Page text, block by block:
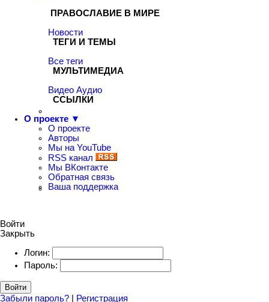
ПРАВОСЛАВИЕ В МИРЕ
Новости
ТЕГИ И ТЕМЫ
Все теги
МУЛЬТИМЕДИА
Видео Аудио
ССЫЛКИ
О проекте ▼
О проекте
Авторы
Мы на YouTube
RSS канал
Мы ВКонтакте
Обратная связь
Ваша поддержка
Войти
Закрыть
Логин:
Пароль:
Войти
Забыли пароль? Регистрация